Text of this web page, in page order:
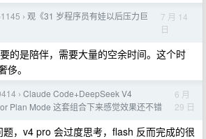
› 观《31 岁程序员有娃以后压力巨
7 月 14
日
的是陪伴，需要大量的空余时间。这个时
。
› Claude Code+DeepSeek V4
Plan Mode 这套组合下来感觉效果还不错
6 月
29 日
，v4 pro 会过度思考，flash 反而完成的很